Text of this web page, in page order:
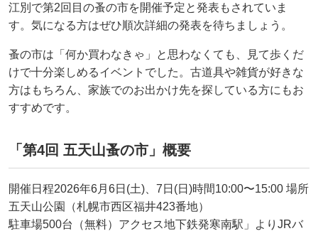
江別で第2回目の蚤の市を開催予定と発表もされていま
す。気になる方はぜひ順次詳細の発表を待ちましょう。
蚤の市は「何か買わなきゃ」と思わなくても、見て歩くだ
けで十分楽しめるイベントでした。古道具や雑貨が好きな
方はもちろん、家族でのお出かけ先を探している方にもお
すすめです。
「第4回 五天山蚤の市」概要
開催日程2026年6月6日(土)、7日(日)時間10:00〜15:00 場所
五天山公園（札幌市西区福井423番地）
駐車場500台（無料）アクセス地下鉄発寒南駅」よりJRバ